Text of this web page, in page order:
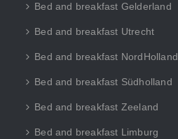
Bed and breakfast Gelderland
Bed and breakfast Utrecht
Bed and breakfast NordHolland
Bed and breakfast Südholland
Bed and breakfast Zeeland
Bed and breakfast Limburg